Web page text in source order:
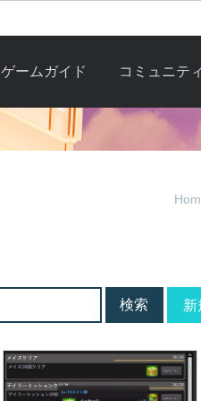
ゲームガイド
ガイド総合もく
コミュニティ
自由掲示板
画像掲示板
新